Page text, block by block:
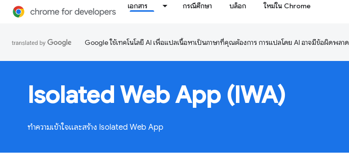
เอกสาร กรณีศึกษา บล็อก ใหม่ใน Chrome
Google ใช้เทคโนโลยี AI เพื่อแปลเนื้อหาเป็นภาษาที่คุณต้องการ การแปลโดย AI อาจมีข้อผิดพลาด
Isolated Web App (IWA)
ทำความเข้าใจและสร้าง Isolated Web App